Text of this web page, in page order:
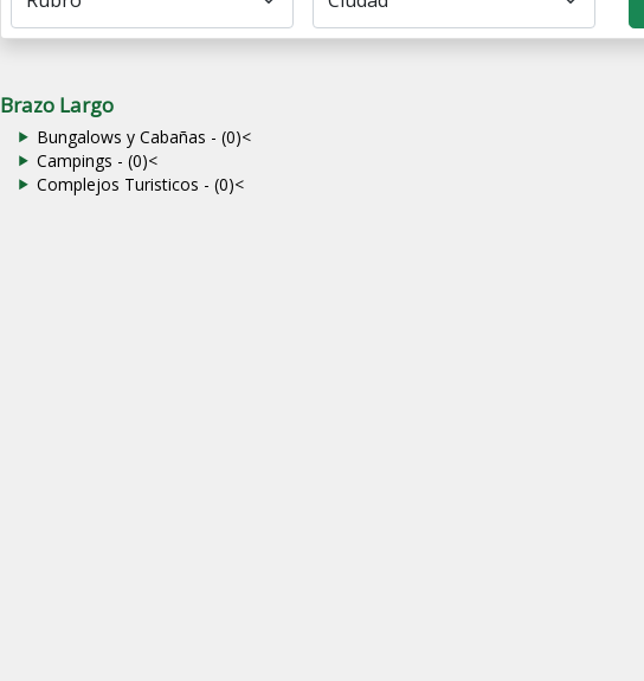
Brazo Largo
Bungalows y Cabañas - (0)<
Campings - (0)<
Complejos Turisticos - (0)<